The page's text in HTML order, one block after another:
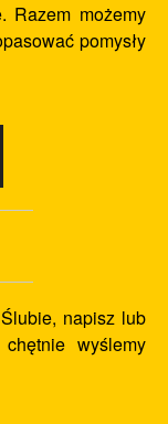
Razem możemy
pomysły
napisz lub
wyślemy